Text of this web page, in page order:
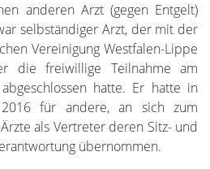
anderen Arzt (gegen Entgelt)
selbständiger Arzt, der mit der
Vereinigung Westfalen-Lippe
die freiwillige Teilnahme am
hatte. Er hatte in
für andere, an sich zum
als Vertreter deren Sitz- und
übernommen.